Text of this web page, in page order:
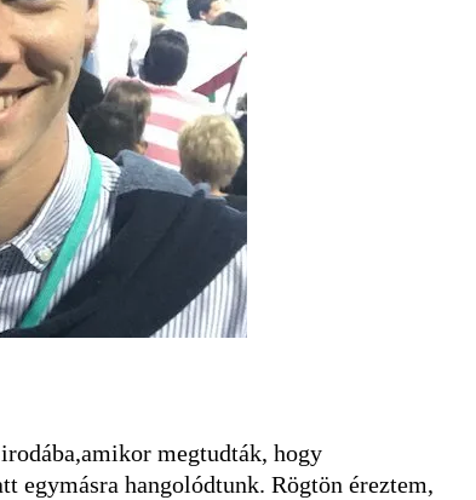
megtudták, hogy
egymásra hangolódtunk. Rögtön éreztem,